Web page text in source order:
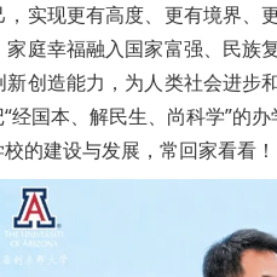
实现更有高度、更有境界
庭幸福融入国家富强、民
创造能力，为人类社会进
国本、解民生、尚科学”的
的建设与发展，常回家看看！